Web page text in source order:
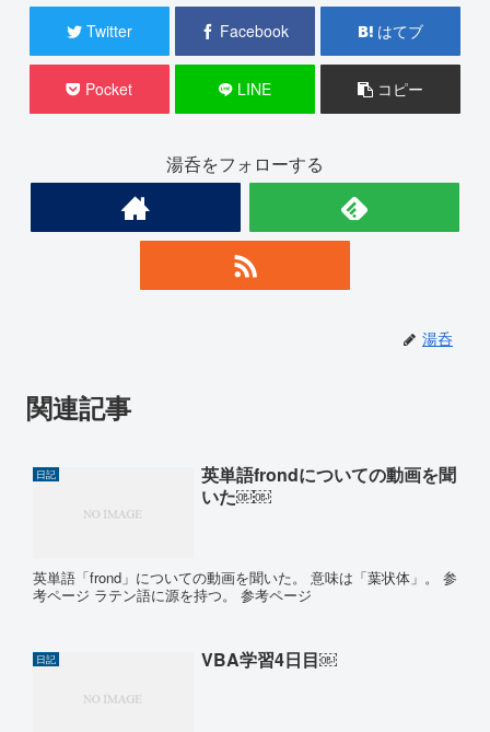
Twitter Facebook はてブ
Pocket LINE コピー
湯呑をフォローする
湯呑
関連記事
日記
英単語frondについての動画を聞
いた￼￼
英単語「frond」についての動画を聞いた。 意味は「葉状体」。 参
考ページ ラテン語に源を持つ。 参考ページ
日記 VBA学習4日目￼